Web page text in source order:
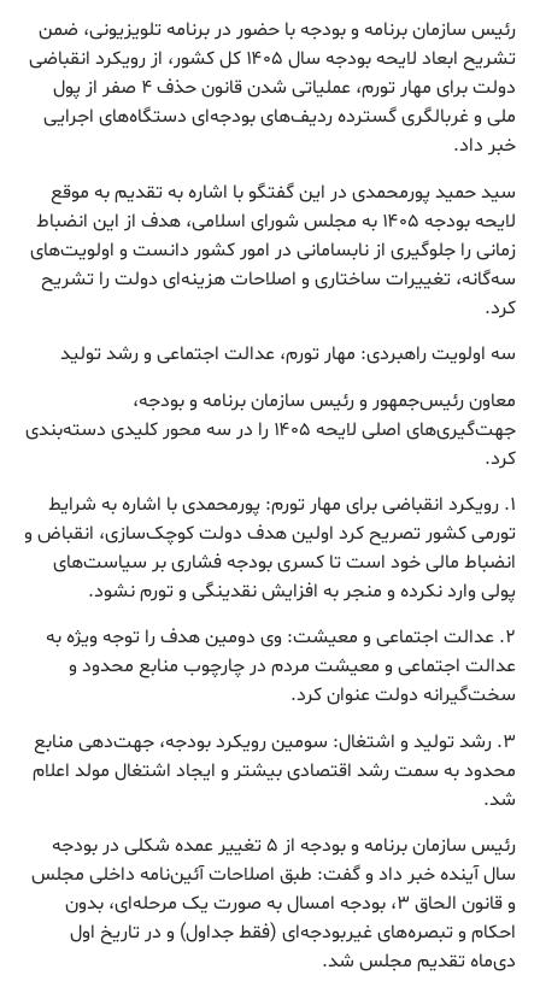
رئیس سازمان برنامه و بودجه با حضور در برنامه تلویزیونی، ضمن
تشریح ابعاد لایحه بودجه سال ۱۴۰۵ کل کشور، از رویکرد انقباضی
دولت برای مهار تورم، عملیاتی شدن قانون حذف ۴ صفر از پول
ملی و غربالگری گسترده ردیف‌های بودجه‌ای دستگاه‌های اجرایی
خبر داد.
سید حمید پورمحمدی در این گفتگو با اشاره به تقدیم به موقع
لایحه بودجه ۱۴۰۵ به مجلس شورای اسلامی، هدف از این انضباط
زمانی را جلوگیری از نابسامانی در امور کشور دانست و اولویت‌های
سه‌گانه، تغییرات ساختاری و اصلاحات هزینه‌ای دولت را تشریح
کرد.
سه اولویت راهبردی: مهار تورم، عدالت اجتماعی و رشد تولید
معاون رئیس‌جمهور و رئیس سازمان برنامه و بودجه،
جهت‌گیری‌های اصلی لایحه ۱۴۰۵ را در سه محور کلیدی دسته‌بندی
کرد.
۱. رویکرد انقباضی برای مهار تورم: پورمحمدی با اشاره به شرایط
تورمی کشور تصریح کرد اولین هدف دولت کوچک‌سازی، انقباض و
انضباط مالی خود است تا کسری بودجه فشاری بر سیاست‌های
پولی وارد نکرده و منجر به افزایش نقدینگی و تورم نشود.
۲. عدالت اجتماعی و معیشت: وی دومین هدف را توجه ویژه به
عدالت اجتماعی و معیشت مردم در چارچوب منابع محدود و
سخت‌گیرانه دولت عنوان کرد.
۳. رشد تولید و اشتغال: سومین رویکرد بودجه، جهت‌دهی منابع
محدود به سمت رشد اقتصادی بیشتر و ایجاد اشتغال مولد اعلام
شد.
رئیس سازمان برنامه و بودجه از ۵ تغییر عمده شکلی در بودجه
سال آینده خبر داد و گفت: طبق اصلاحات آئین‌نامه داخلی مجلس
و قانون الحاق ۳، بودجه امسال به صورت یک مرحله‌ای، بدون
احکام و تبصره‌های غیربودجه‌ای (فقط جداول) و در تاریخ اول
دی‌ماه تقدیم مجلس شد.